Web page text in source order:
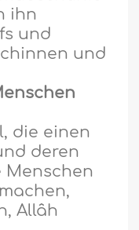
ihn
und
und
die einen
deren
Menschen
Allâh